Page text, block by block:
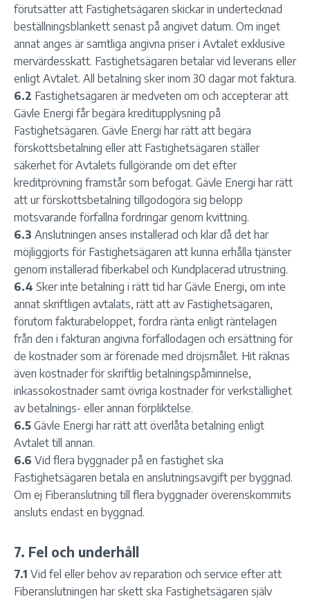
förutsätter att Fastighetsägaren skickar in undertecknad
beställningsblankett senast på angivet datum. Om inget
annat anges är samtliga angivna priser i Avtalet exklusive
mervärdesskatt. Fastighetsägaren betalar vid leverans eller
enligt Avtalet. All betalning sker inom 30 dagar mot faktura.
6.2 Fastighetsägaren är medveten om och accepterar att
Gävle Energi får begära kreditupplysning på
Fastighetsägaren. Gävle Energi har rätt att begära
förskottsbetalning eller att Fastighetsägaren ställer
säkerhet för Avtalets fullgörande om det efter
kreditprövning framstår som befogat. Gävle Energi har rätt
att ur förskottsbetalning tillgodogöra sig belopp
motsvarande förfallna fordringar genom kvittning.
6.3 Anslutningen anses installerad och klar då det har
möjliggjorts för Fastighetsägaren att kunna erhålla tjänster
genom installerad fiberkabel och Kundplacerad utrustning.
6.4 Sker inte betalning i rätt tid har Gävle Energi, om inte
annat skriftligen avtalats, rätt att av Fastighetsägaren,
förutom fakturabeloppet, fordra ränta enligt räntelagen
från den i fakturan angivna förfallodagen och ersättning för
de kostnader som är förenade med dröjsmålet. Hit räknas
även kostnader för skriftlig betalningspåminnelse,
inkassokostnader samt övriga kostnader för verkställighet
av betalnings- eller annan förpliktelse.
6.5 Gävle Energi har rätt att överlåta betalning enligt
Avtalet till annan.
6.6 Vid flera byggnader på en fastighet ska
Fastighetsägaren betala en anslutningsavgift per byggnad.
Om ej Fiberanslutning till flera byggnader överenskommits
ansluts endast en byggnad.
7. Fel och underhåll
7.1 Vid fel eller behov av reparation och service efter att
Fiberanslutningen har skett ska Fastighetsägaren själv